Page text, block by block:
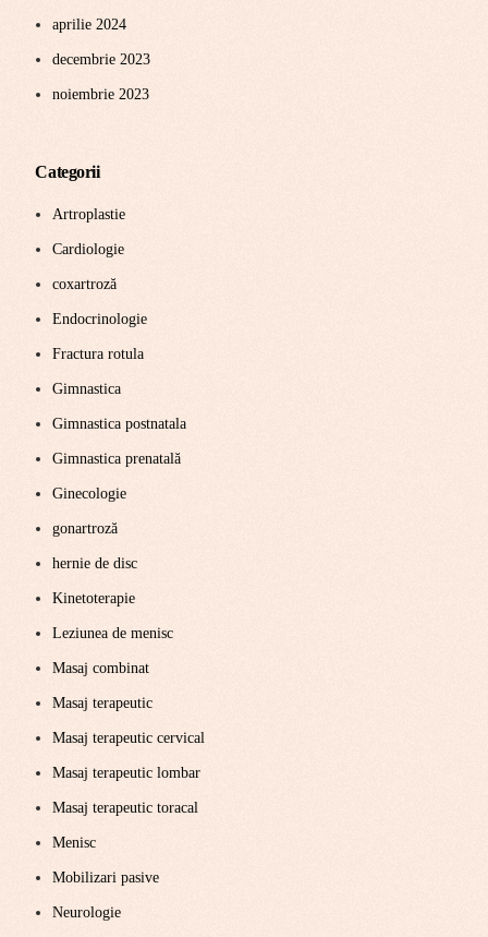
aprilie 2024
decembrie 2023
noiembrie 2023
Categorii
Artroplastie
Cardiologie
coxartroză
Endocrinologie
Fractura rotula
Gimnastica
Gimnastica postnatala
Gimnastica prenatală
Ginecologie
gonartroză
hernie de disc
Kinetoterapie
Leziunea de menisc
Masaj combinat
Masaj terapeutic
Masaj terapeutic cervical
Masaj terapeutic lombar
Masaj terapeutic toracal
Menisc
Mobilizari pasive
Neurologie